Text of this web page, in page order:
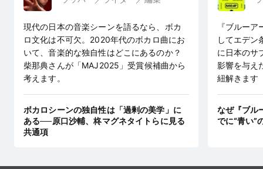
現代の日本の音楽シーンを語るなら、ボカ
ロ文化は不可欠。2020年代のボカロ曲にお
いて、音楽的な独自性はどこにあるのか？
柴那典さんが「MAJ2025」受賞候補曲から
考えます。
ボカロシーンの独自性は「過剰の美学」に
ある──原口沙輔、柊マグネタイトらに見る
共通項
『ブルー
してエデン
に日本のサ
影響を与え
紐解きます
なぜ『ブル
でに“青い”